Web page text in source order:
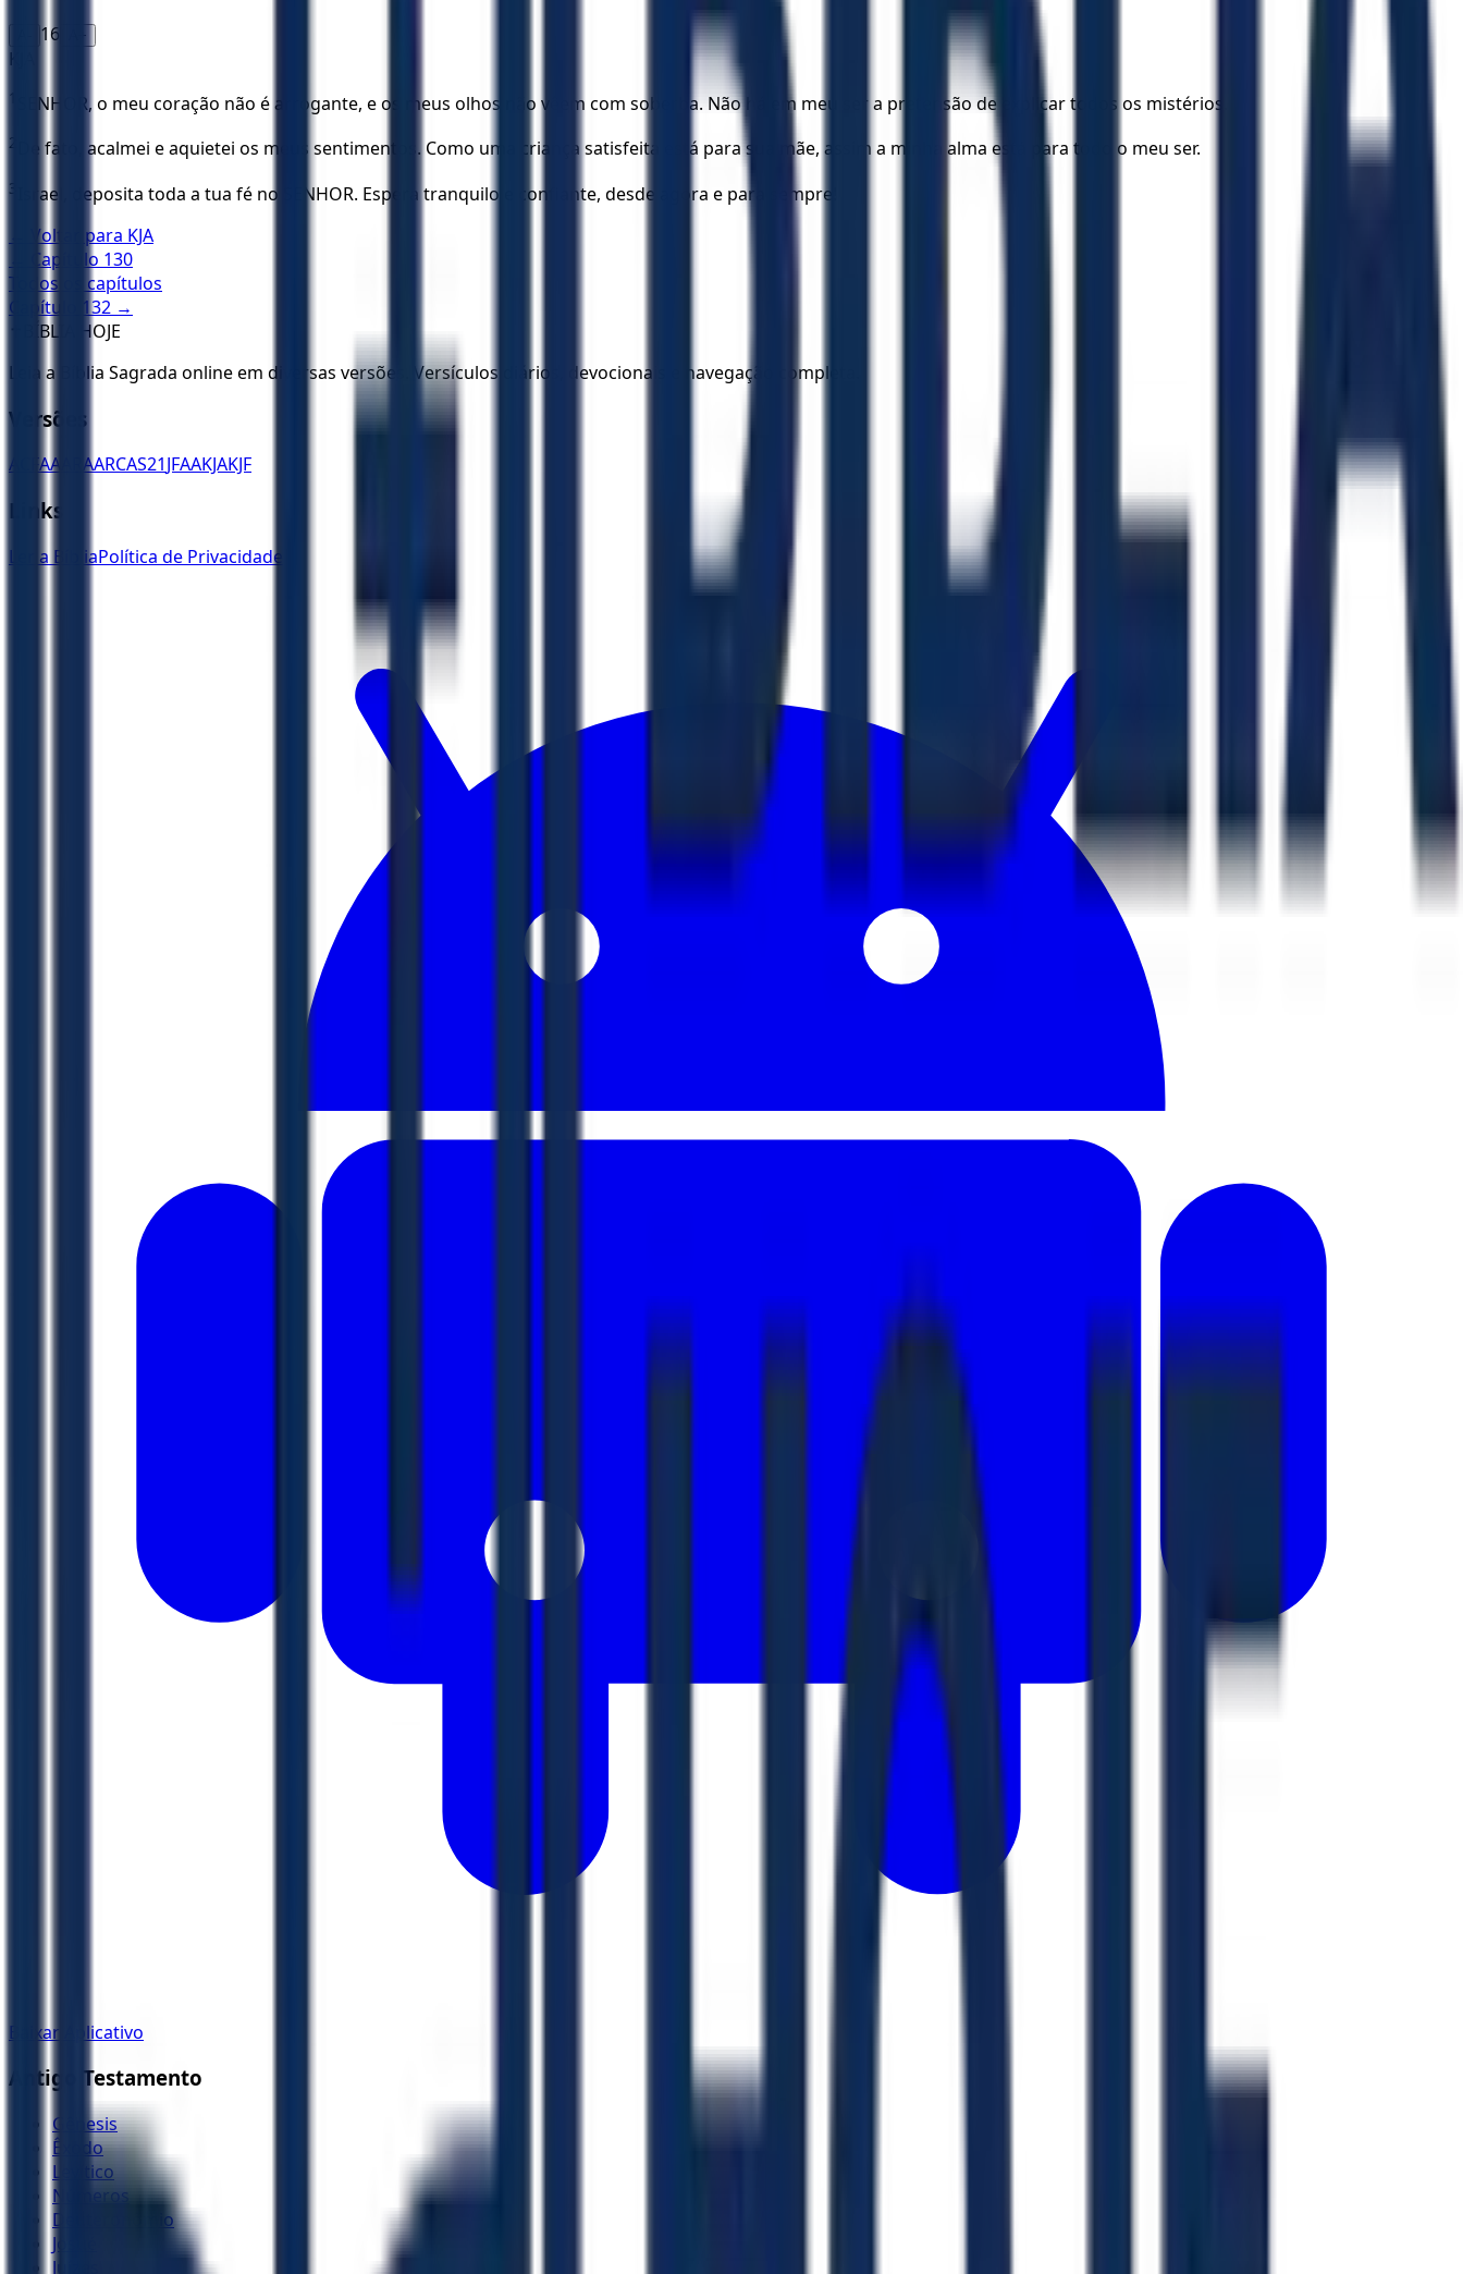
16 A+
KJA
1 SENHOR, o meu coração não é arrogante, e os meus olhos não vêem com soberba. Não há em meu ser a pretensão de explicar todos os mistérios.
2 De fato, acalmei e aquietei os meus sentimentos. Como uma criança satisfeita está para sua mãe, assim a minha alma está para todo o meu ser.
3
Israel, deposita toda a tua fé no SENHOR. Espera tranquilo e confiante, desde agora e para sempre!
← Voltar para KJA
← Capítulo 130
Todos os capítulos
Capítulo
132 →
BÍBLIA HOJE
Leia a Bíblia Sagrada online em diversas versões. Versículos diários, devocionais e navegação completa.
Versões
ACFAA ARAARCAS21JFAAKJAKJF
Links
Ler a BíbliaPolítica de Privacidade
Baixar Aplicativo
Antigo Testamento
Gênesis
Êxodo
Levítico
Números
Deuteronômio
Josué
Juízes